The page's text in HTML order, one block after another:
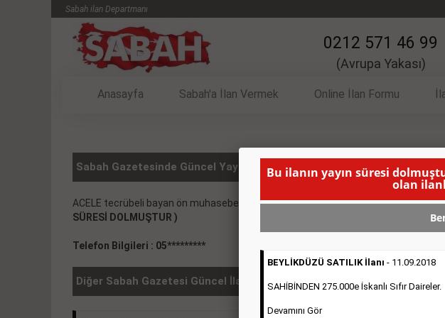
Sabah ilan Departmanı
0212 571 46 99
(Avrupa Yakası)
Anasayfa Sabah'a İlan Vermek Online İlan Formu
Sabah Gazetesinde Güncel Yayınlanmış VASITA İlanı
ACELE tecrübeli bayan ön muhasebe elemanı. Halkalı
SÜRESİ DOLMUŞTUR )
Telefon Bilgileri : 05*********
Diğer Sabah Gazetesi Güncel İlanlar
Bu ilanın yayın süresi
olan
BEYLİKDÜZÜ SATILIK İlanı - 11.09.2018
SAHİBİNDEN 275.000e İskanlı Sıfır Daireler.
Devamını Gör